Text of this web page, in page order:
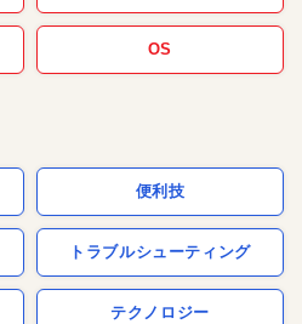
OS
便利技
トラブルシューティング
テクノロジー